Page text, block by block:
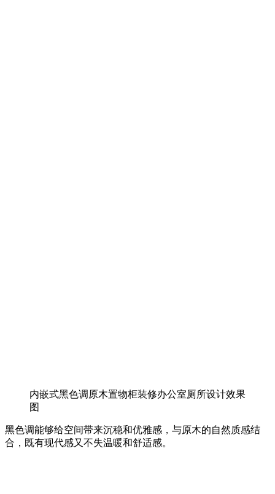
内嵌式黑色调原木置物柜装修办公室厕所设计效果
图
黑色调能够给空间带来沉稳和优雅感，与原木的自然质感结
合，既有现代感又不失温暖和舒适感。